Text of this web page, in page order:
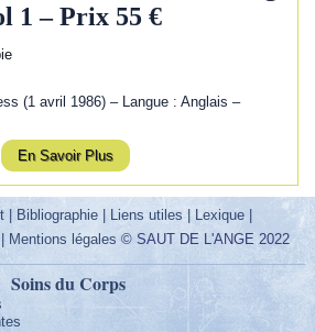
1 – Prix 55 €
(1 avril 1986) – Langue : Anglais –
En Savoir Plus
| Bibliographie | Liens utiles| Lexique |
Mentions légales © SAUT DE L'ANGE 2022
Soins du Corps